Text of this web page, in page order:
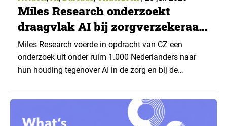
Miles Research onderzoekt
draagvlak AI bij zorgverzekeraar
CZ
Miles Research voerde in opdracht van CZ een
onderzoek uit onder ruim 1.000 Nederlanders naar
hun houding tegenover AI in de zorg en bij de
toepassingen, en waar trekken zij een grens? Dit
artikel is aangeleverd door kennispartner Miles